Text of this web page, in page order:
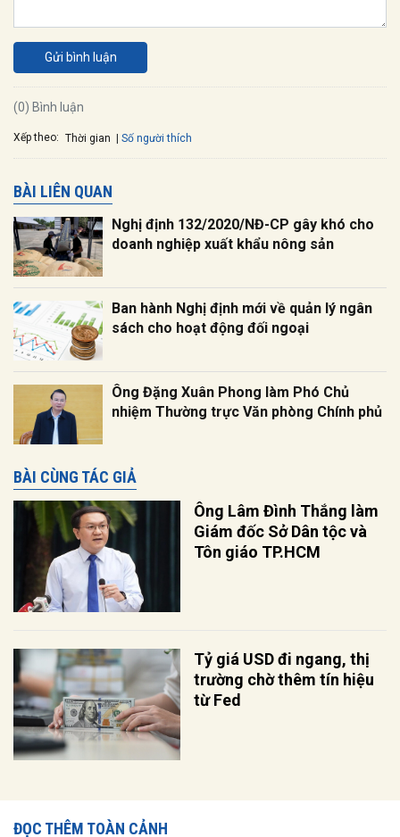
Gửi bình luận
(0) Bình luận
Xếp theo: Thời gian Số người thích
BÀI LIÊN QUAN
Nghị định 132/2020/NĐ-CP gây khó cho
doanh nghiệp xuất khẩu nông sản
Ban hành Nghị định mới về quản lý ngân
sách cho hoạt động đối ngoại
Ông Đặng Xuân Phong làm Phó Chủ
nhiệm Thường trực Văn phòng Chính phủ
BÀI CÙNG TÁC GIẢ
Ông Lâm Đình Thắng làm
Giám đốc Sở Dân tộc và
Tôn giáo TP.HCM
Tỷ giá USD đi ngang, thị
trường chờ thêm tín hiệu
từ Fed
ĐỌC THÊM TOÀN CẢNH